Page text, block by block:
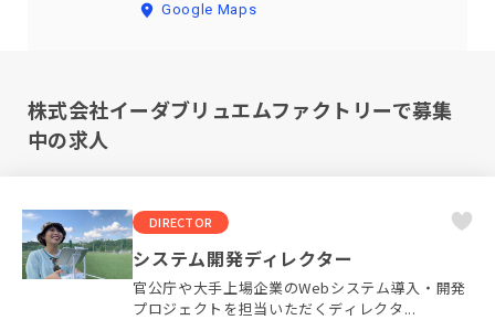
Google Maps
株式会社イーダブリュエムファクトリーで募集
中の求人
DIRECTOR
システム開発ディレクター
官公庁や大手上場企業のWebシステム導入・開発
プロジェクトを担当いただくディレクタ...